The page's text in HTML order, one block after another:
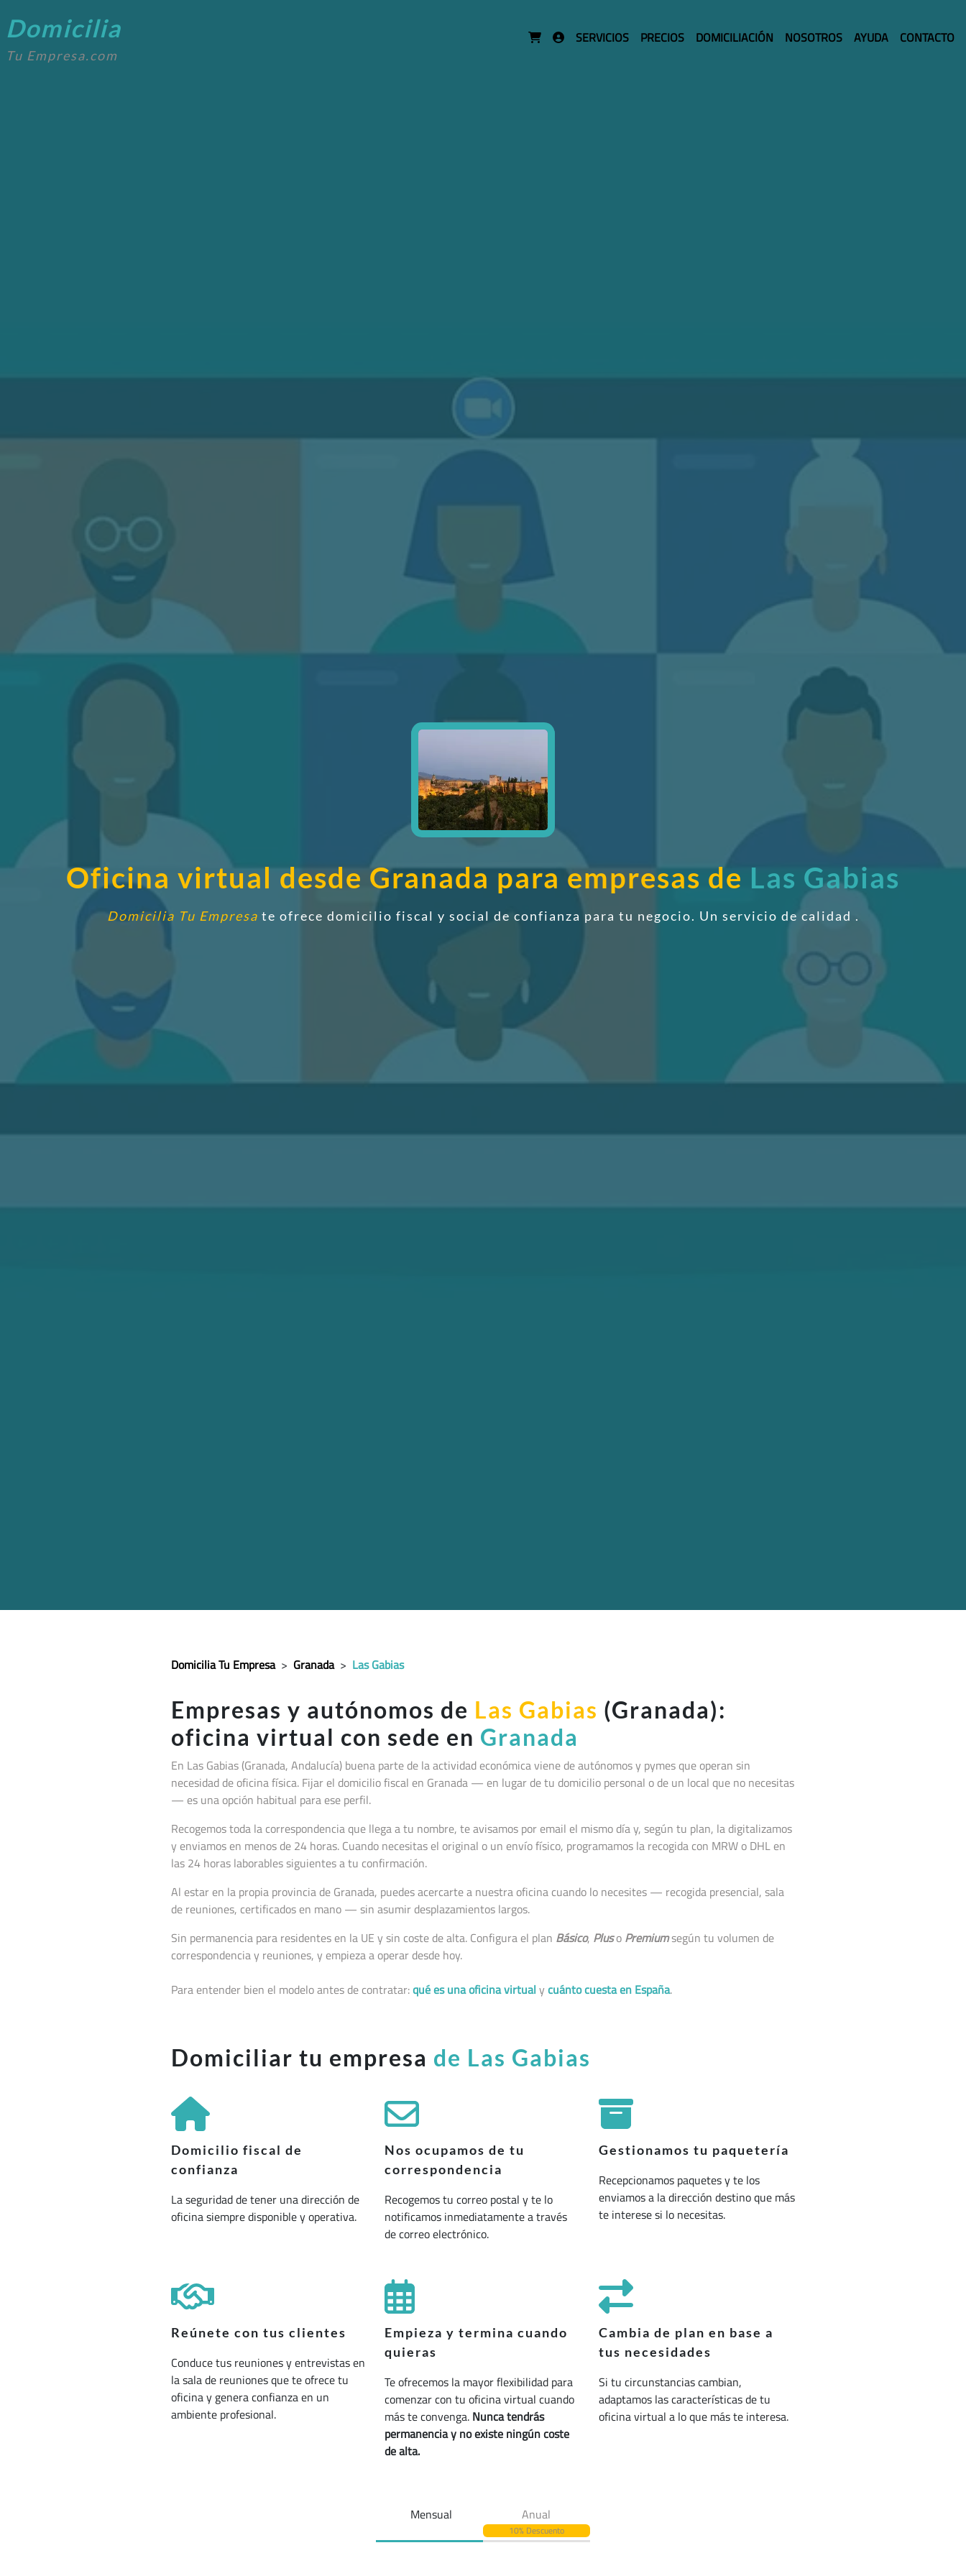
Domicilia
Tu Empresa.com
SERVICIOS PRECIOS DOMICILIACIÓN NOSOTROS AYUDA CONTACTO
Oficina virtual desde Granada para empresas de Las Gabias
Domicilia Tu Empresa te ofrece domicilio fiscal y social de confianza para tu negocio. Un servicio de calidad .
Domicilia Tu Empresa > Granada > Las Gabias
Empresas y autónomos de Las Gabias (Granada):
oficina virtual con sede en Granada
En Las Gabias (Granada, Andalucía) buena parte de la actividad económica viene de autónomos y pymes que operan sin
necesidad de oficina física. Fijar el domicilio fiscal en Granada — en lugar de tu domicilio personal o de un local que no necesitas
— es una opción habitual para ese perfil.
Recogemos toda la correspondencia que llega a tu nombre, te avisamos por email el mismo día y, según tu plan, la digitalizamos
y enviamos en menos de 24 horas. Cuando necesitas el original o un envío físico, programamos la recogida con MRW o DHL en
las 24 horas laborables siguientes a tu confirmación.
Al estar en la propia provincia de Granada, puedes acercarte a nuestra oficina cuando lo necesites — recogida presencial, sala
de reuniones, certificados en mano — sin asumir desplazamientos largos.
Sin permanencia para residentes en la UE y sin coste de alta. Configura el plan Básico, Pluso Premiumsegún tu volumen de
correspondencia y reuniones, y empieza a operar desde hoy.
Para entender bien el modelo antes de contratar:qué es una oficina virtual ycuánto cuesta en España.
Domiciliar tu empresa de Las Gabias
Domicilio fiscal de
confianza
La seguridad de tener una dirección de
oficina siempre disponible y operativa.
Nos ocupamos de tu
correspondencia
Recogemos tu correo postal y te lo
notificamos inmediatamente a través
de correo electrónico.
Gestionamos tu paquetería
Recepcionamos paquetes y te los
enviamos a la dirección destino que más
te interese si lo necesitas.
Reúnete con tus clientes
Conduce tus reuniones y entrevistas en
la sala de reuniones que te ofrece tu
oficina y genera confianza en un
ambiente profesional.
Empieza y termina cuando
quieras
Te ofrecemos la mayor flexibilidad para
comenzar con tu oficina virtual cuando
más te convenga. Nunca tendrás
permanencia y no existe ningún coste
de alta.
Cambia de plan en base a
tus necesidades
Si tu circunstancias cambian,
adaptamos las características de tu
oficina virtual a lo que más te interesa.
Mensual Anual
10% Descuento